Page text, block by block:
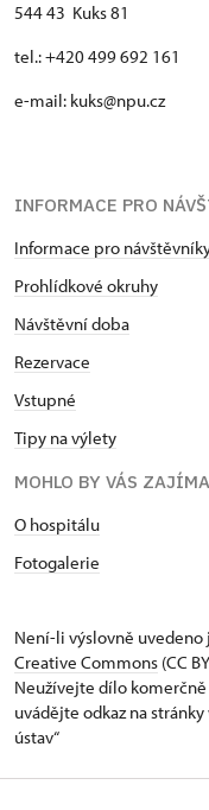
544 43 Kuks 81
tel.: +420 499 692 161
e-mail: kuks@npu.cz
INFORMACE PRO
Informace pro
Prohlídkové okruhy
Návštěvní doba
Rezervace
Vstupné
Tipy na výlety
MOHLO BY VÁS
O hospitálu
Fotogalerie
Není-li výslovně
Creative Commons (CC
Neužívejte dílo
uvádějte odkaz na
ústav“